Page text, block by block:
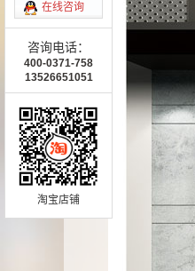
在线咨询
咨询电话：
400-0371-758
13526651051
淘宝店铺